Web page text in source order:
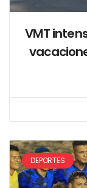
VMT
DEPORTES